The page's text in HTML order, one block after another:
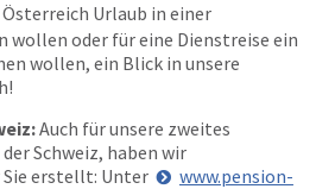
Österreich Urlaub in einer
wollen oder für eine Dienstreise ein
wollen, ein Blick in unsere
Auch für unsere zweites
Schweiz, haben wir
erstellt: Unter
www.pension-